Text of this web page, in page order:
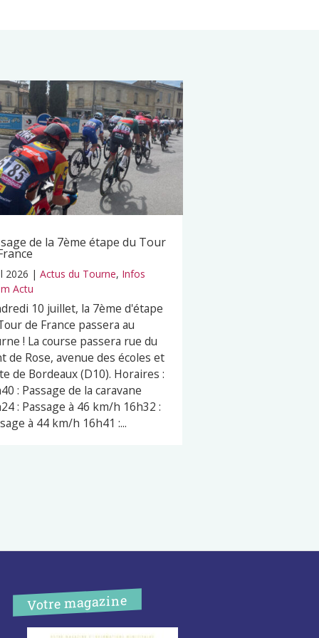
de la 7ème étape du Tour
2026 |Actus du Tourne, Infos
Actu
10 juillet, la 7ème d'étape
de France passera au
! La course passera rue du
de Rose, avenue des écoles et
de Bordeaux (D10). Horaires :
: Passage de la caravane
: Passage à 46 km/h 16h32 :
à 44 km/h 16h41 :...
Votre magazine